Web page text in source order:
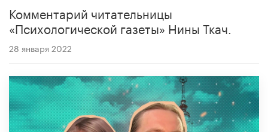
Комментарий читательницы
«Психологической газеты» Нины Ткач.
28 января 2022